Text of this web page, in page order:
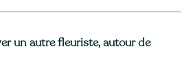
un autre fleuriste, autour de